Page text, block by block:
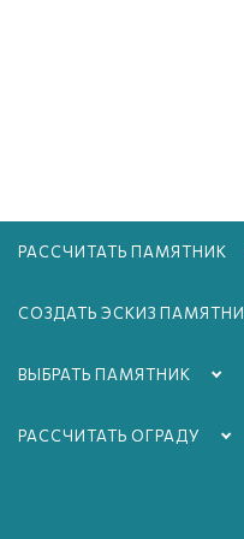
РАССЧИТАТЬ ПАМЯТНИК
СОЗДАТЬ ЭСКИЗ
ВЫБРАТЬ ПАМЯТНИК
РАССЧИТАТЬ ОГРАДУ